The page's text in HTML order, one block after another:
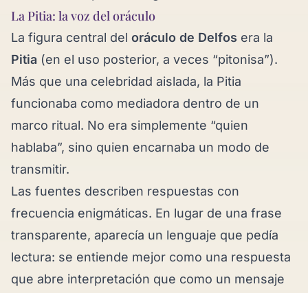
La Pitia: la voz del oráculo
La figura central del oráculo de Delfos era la
Pitia (en el uso posterior, a veces “pitonisa”).
Más que una celebridad aislada, la Pitia
funcionaba como mediadora dentro de un
marco ritual. No era simplemente “quien
hablaba”, sino quien encarnaba un modo de
transmitir.
Las fuentes describen respuestas con
frecuencia enigmáticas. En lugar de una frase
transparente, aparecía un lenguaje que pedía
lectura: se entiende mejor como una respuesta
que abre interpretación que como un mensaje